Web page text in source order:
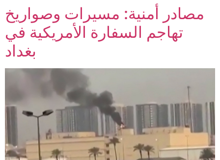
مصادر أمنية: مسيرات وصواريخ
تهاجم السفارة الأمريكية في
بغداد